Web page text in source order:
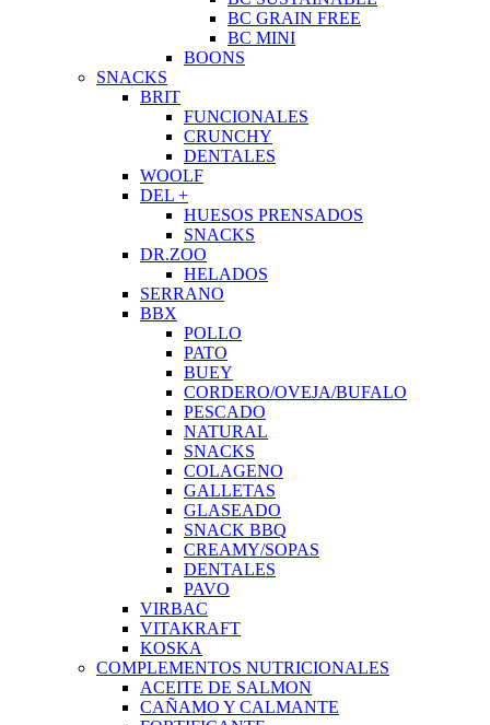
BC GRAIN FREE
BC MINI
BOONS
SNACKS
BRIT
FUNCIONALES
CRUNCHY
DENTALES
WOOLF
DEL +
HUESOS PRENSADOS
SNACKS
DR.ZOO
HELADOS
SERRANO
BBX
POLLO
PATO
BUEY
CORDERO/OVEJA/BUFALO
PESCADO
NATURAL
SNACKS
COLAGENO
GALLETAS
GLASEADO
SNACK BBQ
CREAMY/SOPAS
DENTALES
PAVO
VIRBAC
VITAKRAFT
KOSKA
COMPLEMENTOS NUTRICIONALES
ACEITE DE SALMON
CAÑAMO Y CALMANTE